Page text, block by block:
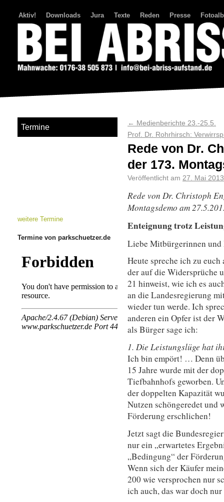
Aktiv! Downloads Jura Texte Reden Presse
← Medienberichte 23.-25.5.
Prof. Dr. Rohrhirsch:
Rede von Dr.
der 173.
Veröffentlicht am 27. Mai 2013
Rede von Dr. Christoph
Montagsdemo am
Enteignung trotz
Liebe Mitbürgerinnen
Heute spreche ich zu
der auf die Widersprüche
21 hinweist, wie ich es
an die Landesregierung
wieder tun werde. Ich
anderen ein Opfer ist der
als Bürger sage ich:
1. Die Leistungslüge hat
Ich bin empört! … Denn
15 Jahre wurde mit der
Tiefbahnhofs geworben.
der doppelten Kapazität
Nutzen schöngeredet
Förderung erschlichen!
Jetzt sagt die
nur ein „erwartetes
„Bedingung“ der
Wenn sich der Käufer
200 wie versprochen nur
ich auch, das war doch
Termine
weitere Termine
Termine von parkschuetzer.de